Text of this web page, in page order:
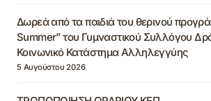
Δωρεά από τα παιδιά του θερινού
Summer” του Γυμναστικού Συλλόγου
Κοινωνικό Κατάστημα Αλληλεγγύης
5 Αυγούστου 2026